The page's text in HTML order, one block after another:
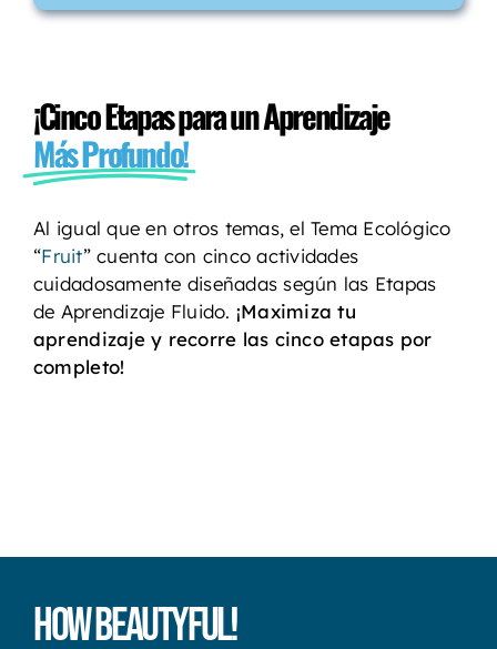
¡Cinco Etapas para un Aprendizaje
Más Profundo!
Al igual que en otros temas, el Tema Ecológico
“Fruit” cuenta con cinco actividades
cuidadosamente diseñadas según las Etapas
de Aprendizaje Fluido. ¡Maximiza tu
aprendizaje y recorre las cinco etapas por
completo!
How Beautyful!